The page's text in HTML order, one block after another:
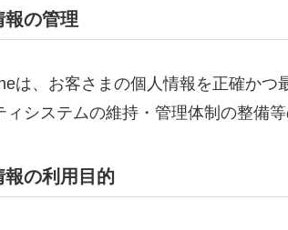
報の管理
は、お客さまの個人情報を正確か
ィシステムの維持・管理体制の整備
報の利用目的